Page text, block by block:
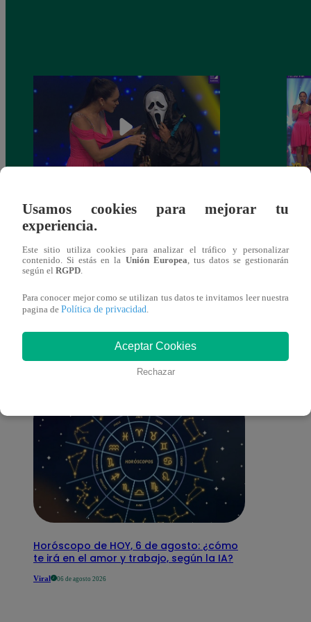
Yo Soy 30 de noviembre del 2018 –
Programa completo
Yo
También te puede
interesar
Horóscopo de HOY, 6 de agosto: ¿cómo
te irá en el amor y trabajo, según la IA?
Viral 06 de agosto 2026
Usamos cookies para mejorar tu
experiencia.
Este sitio utiliza cookies para analizar el tráfico y personalizar
contenido. Si estás en la Unión Europea, tus datos se gestionarán
según el RGPD.
Para conocer mejor como se utilizan tus datos te invitamos leer nuestra
pagina de Política de privacidad.
Aceptar Cookies
Rechazar